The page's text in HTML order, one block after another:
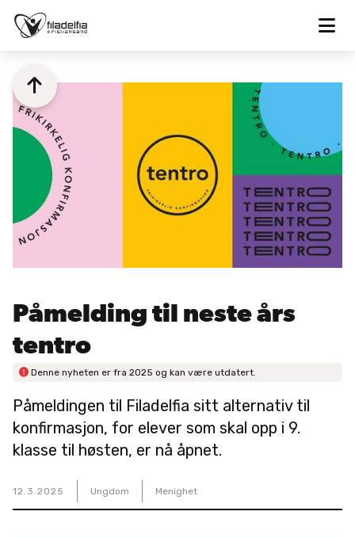


Påmelding til neste års
tentro
 Denne nyheten er fra 2025 og kan være utdatert.
Påmeldingen til Filadelfia sitt alternativ til
konfirmasjon, for elever som skal opp i 9.
klasse til høsten, er nå åpnet.
12 3 2025 Ungdom Menighet